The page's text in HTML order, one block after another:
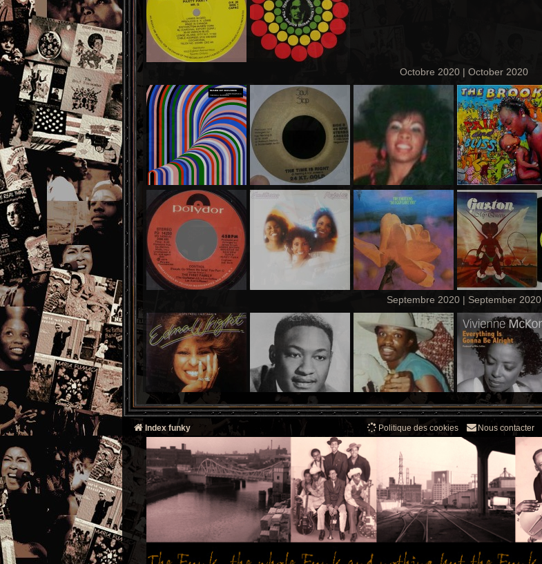
Octobre 2020 | October 2020
Septembre 2020 | September 2020
Août 2020 | August 2020
Index funky Nous contacter
Politique des cookies